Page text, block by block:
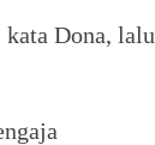
Dona, lalu